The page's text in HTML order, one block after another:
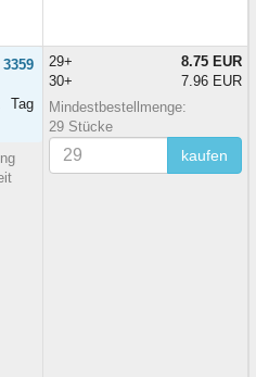
Tag
29+
8.75 EUR
30+
7.96 EUR
Mindestbestellmenge:
29 Stücke
kaufen